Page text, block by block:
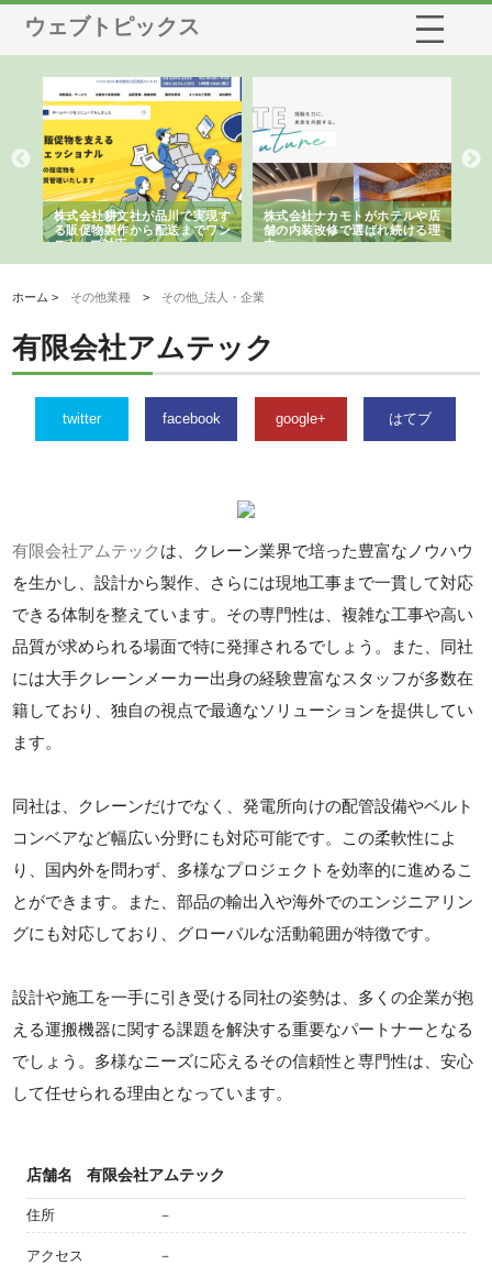
ウェブトピックス
株式会社耕文社が品川で実現す
る販促物製作から配送までワン
ストップ対応
株式会社ナカモトがホテルや店
舗の内装改修で選ばれ続ける理
由
ホーム > その他業種 > その他_法人・企業
有限会社アムテック
twitter facebook google+ はてブ
有限会社アムテック は、クレーン業界で培った豊富なノウハウ
を生かし、設計から製作、さらには現地工事まで一貫して対応
できる体制を整えています。その専門性は、複雑な工事や高い
品質が求められる場面で特に発揮されるでしょう。また、同社
には大手クレーンメーカー出身の経験豊富なスタッフが多数在
籍しており、独自の視点で最適なソリューションを提供してい
ます。
同社は、クレーンだけでなく、発電所向けの配管設備やベルト
コンベアなど幅広い分野にも対応可能です。この柔軟性によ
り、国内外を問わず、多様なプロジェクトを効率的に進めるこ
とができます。また、部品の輸出入や海外でのエンジニアリン
グにも対応しており、グローバルな活動範囲が特徴です。
設計や施工を一手に引き受ける同社の姿勢は、多くの企業が抱
える運搬機器に関する課題を解決する重要なパートナーとなる
でしょう。多様なニーズに応えるその信頼性と専門性は、安心
して任せられる理由となっています。
店舗名 有限会社アムテック
住所 －
アクセス －